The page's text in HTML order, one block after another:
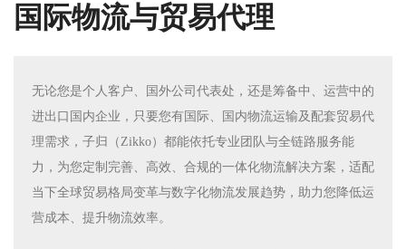
国际物流与贸易代理
无论您是个人客户、国外公司代表处，还是筹备中、运营中的
进出口国内企业，只要您有国际、国内物流运输及配套贸易代
理需求，子归（Zikko）都能依托专业团队与全链路服务能
力，为您定制完善、高效、合规的一体化物流解决方案，适配
当下全球贸易格局变革与数字化物流发展趋势，助力您降低运
营成本、提升物流效率。